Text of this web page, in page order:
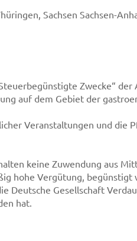
Sachsen Sachsen-
Zwecke“ der
auf dem Gebiet der
Veranstaltungen und die
keine Zuwendung aus
hohe Vergütung, begünstigt
Deutsche Gesellschaft
hat.